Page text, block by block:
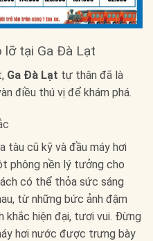
lỡ tại Ga Đà Lạt
Ga Đà Lạt tự thân đã là
điều thú vị để khám phá.
tàu cũ kỹ và đầu máy hơi
phông nền lý tưởng cho
có thể thỏa sức sáng
từ những bức ảnh đậm
khắc hiện đại, tươi vui. Đừng
hơi nước được trưng bày